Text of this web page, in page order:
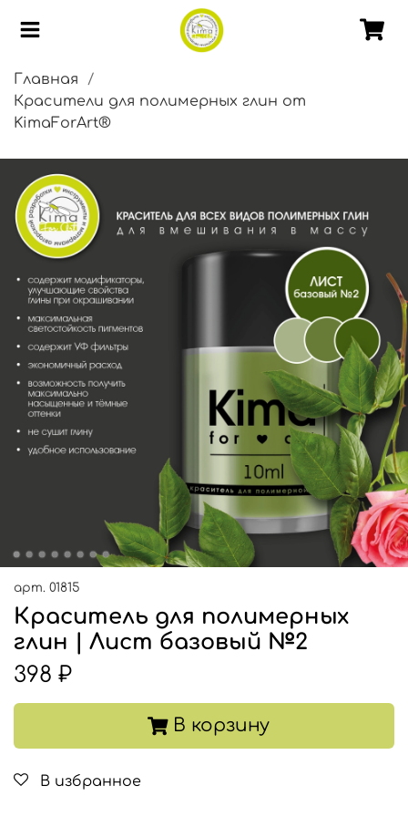
Главная
Красители для полимерных глин от
KimaForArt®
арт. 01815
Краситель для полимерных
глин | Лист базовый №2
398 ₽
В корзину
В избранное